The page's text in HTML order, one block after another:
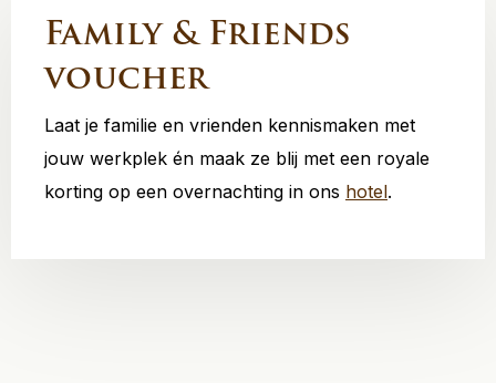
Family & Friends
voucher
Laat je familie en vrienden kennismaken met
jouw werkplek én maak ze blij met een royale
korting op een overnachting in ons hotel.